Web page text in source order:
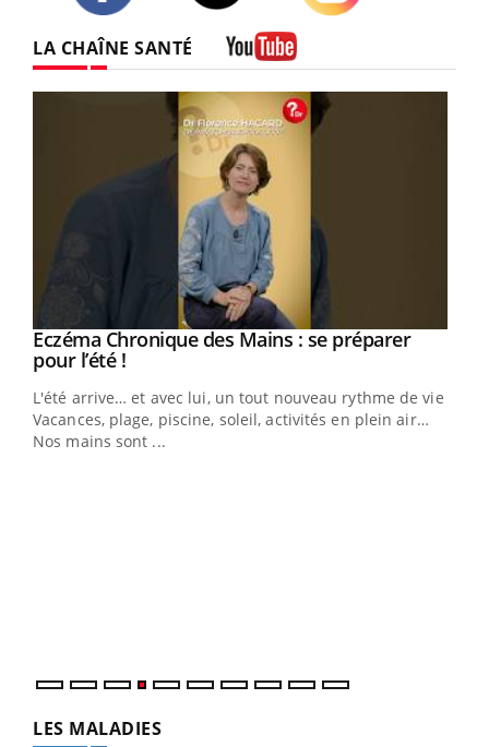
LA CHAÎNE SANTÉ
Youtube
Eczéma Chronique des Mains : se préparer
pour l’été !Youtube
L'été arrive… et avec lui, un tout nouveau rythme de vie !
Vacances, plage, piscine, soleil, activités en plein air…
Nos mains sont ...
LES MALADIES